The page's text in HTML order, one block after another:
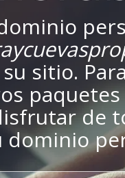
sitio.
de
dominio